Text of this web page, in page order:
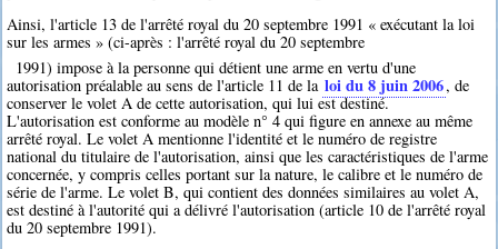
Ainsi, l'article 13 de l'arrêté royal du 20 septembre 1991 « exécutant la loi
sur les armes » (ci-après : l'arrêté royal du 20 septembre
1991) impose à la personne qui détient une arme en vertu d'une
autorisation préalable au sens de l'article 11 de la loi du 8 juin 2006, de
conserver le volet A de cette autorisation, qui lui est destiné.
L'autorisation est conforme au modèle n° 4 qui figure en annexe au même
arrêté royal. Le volet A mentionne l'identité et le numéro de registre
national du titulaire de l'autorisation, ainsi que les caractéristiques de l'arme
concernée, y compris celles portant sur la nature, le calibre et le numéro de
série de l'arme. Le volet B, qui contient des données similaires au volet A,
est destiné à l'autorité qui a délivré l'autorisation (article 10 de l'arrêté royal
du 20 septembre 1991).